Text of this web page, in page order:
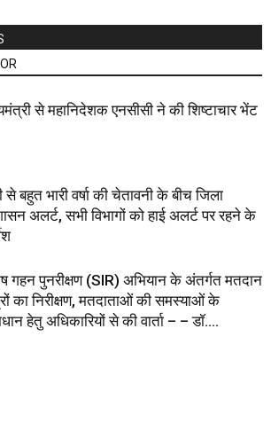
से महानिदेशक एनसीसी ने की शिष्टाचार भेंट
से बहुत भारी वर्षा की चेतावनी के बीच जिला
अलर्ट, सभी विभागों को हाई अलर्ट पर रहने के
गहन पुनरीक्षण (SIR) अभियान के अंतर्गत मतदान
का निरीक्षण, मतदाताओं की समस्याओं के
हेतु अधिकारियों से की वार्ता – – डॉ....